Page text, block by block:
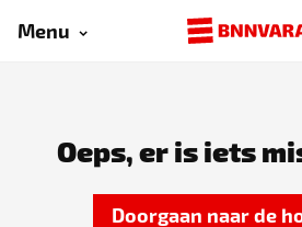
Menu
Oeps, er is iets
Doorgaan naar de